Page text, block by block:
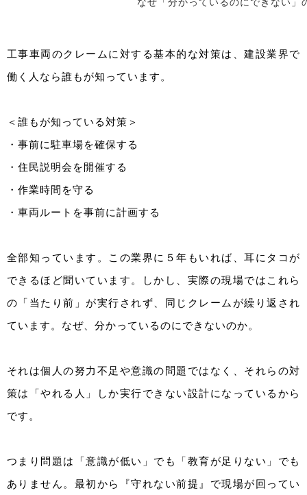
工事車両のクレームに対する基本的な対策は、建設業界で
働く人なら誰もが知っています。
＜誰もが知っている対策＞
・事前に駐車場を確保する
・住民説明会を開催する
・作業時間を守る
・車両ルートを事前に計画する
全部知っています。この業界に５年もいれば、耳にタコが
できるほど聞いています。しかし、実際の現場ではこれら
の「当たり前」が実行されず、同じクレームが繰り返され
ています。なぜ、分かっているのにできないのか。
それは個人の努力不足や意識の問題ではなく、それらの対
策は「やれる人」しか実行できない設計になっているから
です。
つまり問題は「意識が低い」でも「教育が足りない」でも
ありません。最初から『守れない前提』で現場が回ってい